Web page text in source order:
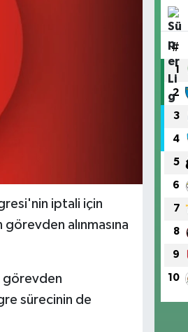
iptali için
alınmasına
sürecinin de
#
1
2
3
4
5
6
7
8
9
10